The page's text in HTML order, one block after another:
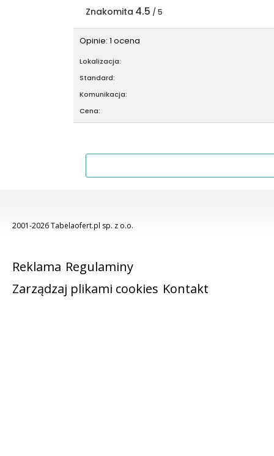
Znakomita 4.5 / 5
Opinie: 1 ocena
Lokalizacja:
Standard:
Komunikacja:
Cena:
2001-2026 Tabelaofert.pl sp. z o.o.
Reklama Regulaminy
Zarządzaj plikami cookies Kontakt